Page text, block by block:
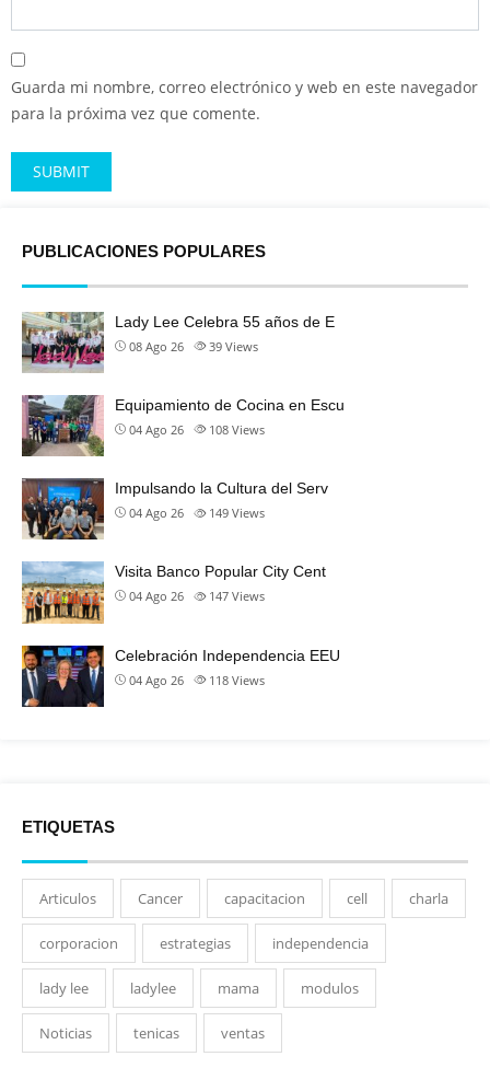
Guarda mi nombre, correo electrónico y web en este navegador
para la próxima vez que comente.
PUBLICACIONES POPULARES
Lady Lee Celebra 55 años de E
08 Ago 26 39 Views
Equipamiento de Cocina en Escu
04 Ago 26 108 Views
Impulsando la Cultura del Serv
04 Ago 26 149 Views
Visita Banco Popular City Cent
04 Ago 26 147 Views
Celebración Independencia EEU
04 Ago 26 118 Views
ETIQUETAS
Articulos Cancer capacitacion cell charla
corporacion estrategias independencia
lady lee ladylee mama modulos
Noticias tenicas ventas